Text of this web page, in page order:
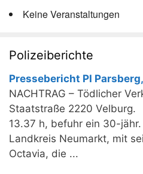
Keine Veranstaltungen
Polizeiberichte
Pressebericht PI
NACHTRAG – Tödlicher
Staatstraße 2220
13.37 h, befuhr ein 30-
Landkreis Neumarkt, mit
Octavia, die ...